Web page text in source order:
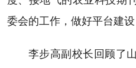
委会的工作，做好平台建设
李步高副校长回顾了